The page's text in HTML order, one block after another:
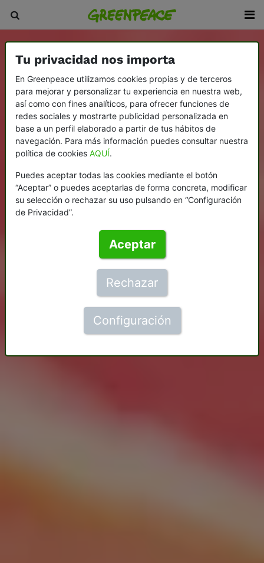
Tu privacidad nos importa
En Greenpeace utilizamos cookies propias y de terceros
para mejorar y personalizar tu experiencia en nuestra web,
así como con fines analíticos, para ofrecer funciones de
redes sociales y mostrarte publicidad personalizada en
base a un perfil elaborado a partir de tus hábitos de
navegación. Para más información puedes consultar nuestra
política de cookies AQUÍ.
Puedes aceptar todas las cookies mediante el botón
“Aceptar” o puedes aceptarlas de forma concreta, modificar
su selección o rechazar su uso pulsando en “Configuración
de Privacidad”.
Aceptar
Rechazar
Configuración